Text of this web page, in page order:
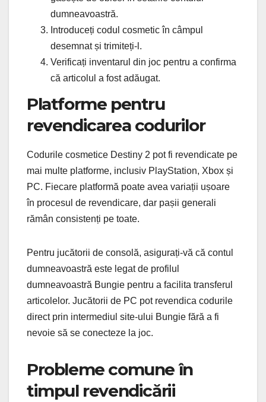
dumneavoastră.
Introduceți codul cosmetic în câmpul
desemnat și trimiteți-l.
Verificați inventarul din joc pentru a confirma
că articolul a fost adăugat.
Platforme pentru
revendicarea codurilor
Codurile cosmetice Destiny 2 pot fi revendicate pe
mai multe platforme, inclusiv PlayStation, Xbox și
PC. Fiecare platformă poate avea variații ușoare
în procesul de revendicare, dar pașii generali
rămân consistenți pe toate.
Pentru jucătorii de consolă, asigurați-vă că contul
dumneavoastră este legat de profilul
dumneavoastră Bungie pentru a facilita transferul
articolelor. Jucătorii de PC pot revendica codurile
direct prin intermediul site-ului Bungie fără a fi
nevoie să se conecteze la joc.
Probleme comune în
timpul revendicării